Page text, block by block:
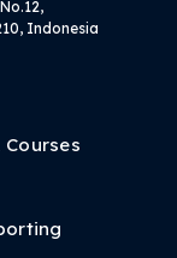
Indonesia